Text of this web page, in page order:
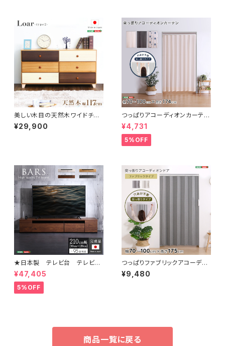
美しい木目の天然木ワイドチェ
スト 3段 幅117cm Loarシリー
ズ 日本製・完成品｜Loar-ロ
¥29,900
つっぱりアコーディオンカーテ
ン 100×174cm SH-16-TA
DC
¥4,731
5%OFF
★日本製 テレビ台 テレビボ
ード 210cm幅 【BARS-バー
ス-】 SH-24-BR210
¥47,405
5%OFF
つっぱりファブリックアコーディ
オンドア 100×175cm SH-1
6-TFAD
¥9,480
商品一覧に戻る